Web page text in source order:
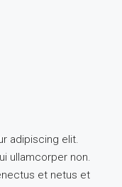
adipiscing elit.
ullamcorper non.
et netus et